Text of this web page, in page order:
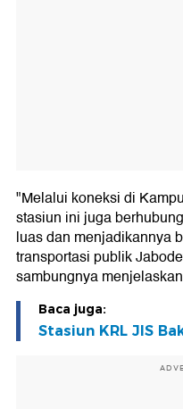
"Melalui koneksi di
stasiun ini juga
luas dan menjadikannya
transportasi publik
sambungnya
Baca juga:
Stasiun KRL JIS